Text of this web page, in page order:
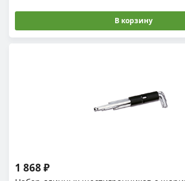
В корзину
1 868 ₽